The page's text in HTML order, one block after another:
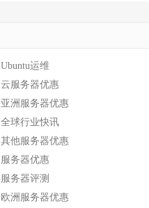
Ubuntu运维
云服务器优惠
亚洲服务器优惠
全球行业快讯
其他服务器优惠
服务器优惠
服务器评测
欧洲服务器优惠